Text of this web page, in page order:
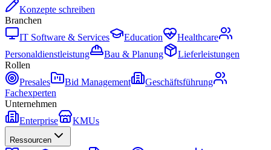
Konzepte schreiben
Branchen
IT Software & Services
Education
Healthcare
Personaldienstleistung
Bau & Planung
Lieferleistungen
Rollen
Presales
Bid Management
Geschäftsführung
Fachexperten
Unternehmen
Enterprise
KMUs
Ressourcen